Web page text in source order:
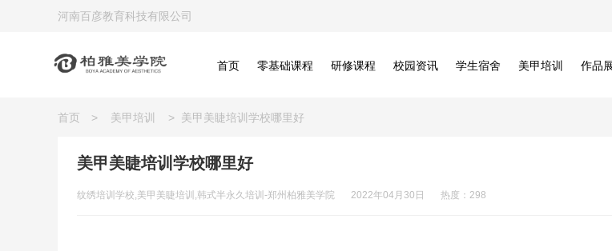
河南百彦教育科技有限公司
首页 零基础课程 研修课程 校园资讯 学生宿舍 美甲培训 作品
首页 > 美甲培训 > 美甲美睫培训学校哪里好
美甲美睫培训学校哪里好
纹绣培训学校,美甲美睫培训,韩式半永久培训-郑州柏雅美学院 2022年04月30日 热度：298